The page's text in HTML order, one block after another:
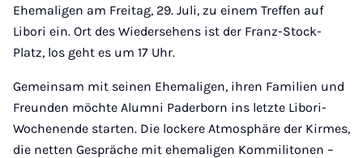
Ehemaligen am Freitag, 29. Juli, zu einem Treffen auf
Libori ein. Ort des Wiedersehens ist der Franz-Stock-
Platz, los geht es um 17 Uhr.
Gemeinsam mit seinen Ehemaligen, ihren Familien und
Freunden möchte Alumni Paderborn ins letzte Libori-
Wochenende starten. Die lockere Atmosphäre der Kirmes,
die netten Gespräche mit ehemaligen Kommilitonen –